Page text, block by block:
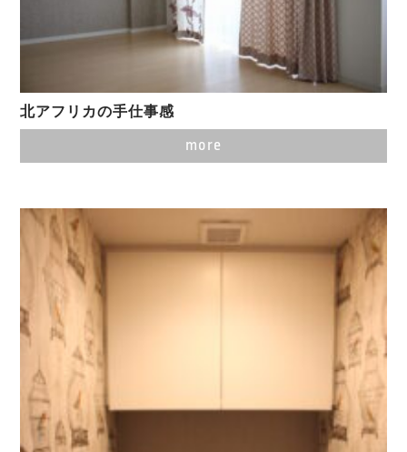
北アフリカの手仕事感
more